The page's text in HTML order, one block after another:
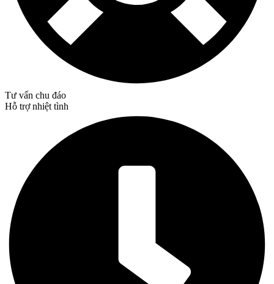
Tư vấn chu đáo
Hỗ trợ nhiệt tình